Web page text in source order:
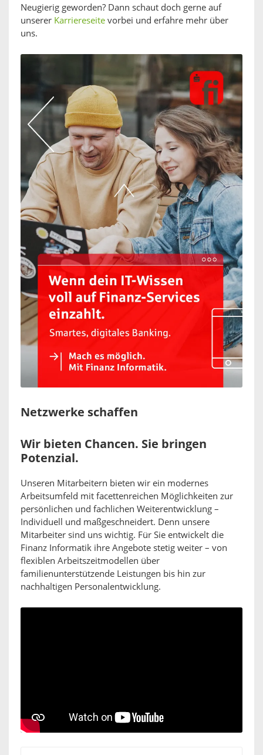
Neugierig geworden? Dann schaut doch gerne auf
unserer Karriereseite vorbei und erfahre mehr über
uns.
Netzwerke schaffen
Wir bieten Chancen. Sie bringen
Potenzial.
Unseren Mitarbeitern bieten wir ein modernes
Arbeitsumfeld mit facettenreichen Möglichkeiten zur
persönlichen und fachlichen Weiterentwicklung –
Individuell und maßgeschneidert. Denn unsere
Mitarbeiter sind uns wichtig. Für Sie entwickelt die
Finanz Informatik ihre Angebote stetig weiter – von
flexiblen Arbeitszeitmodellen über
familienunterstützende Leistungen bis hin zur
nachhaltigen Personalentwicklung.